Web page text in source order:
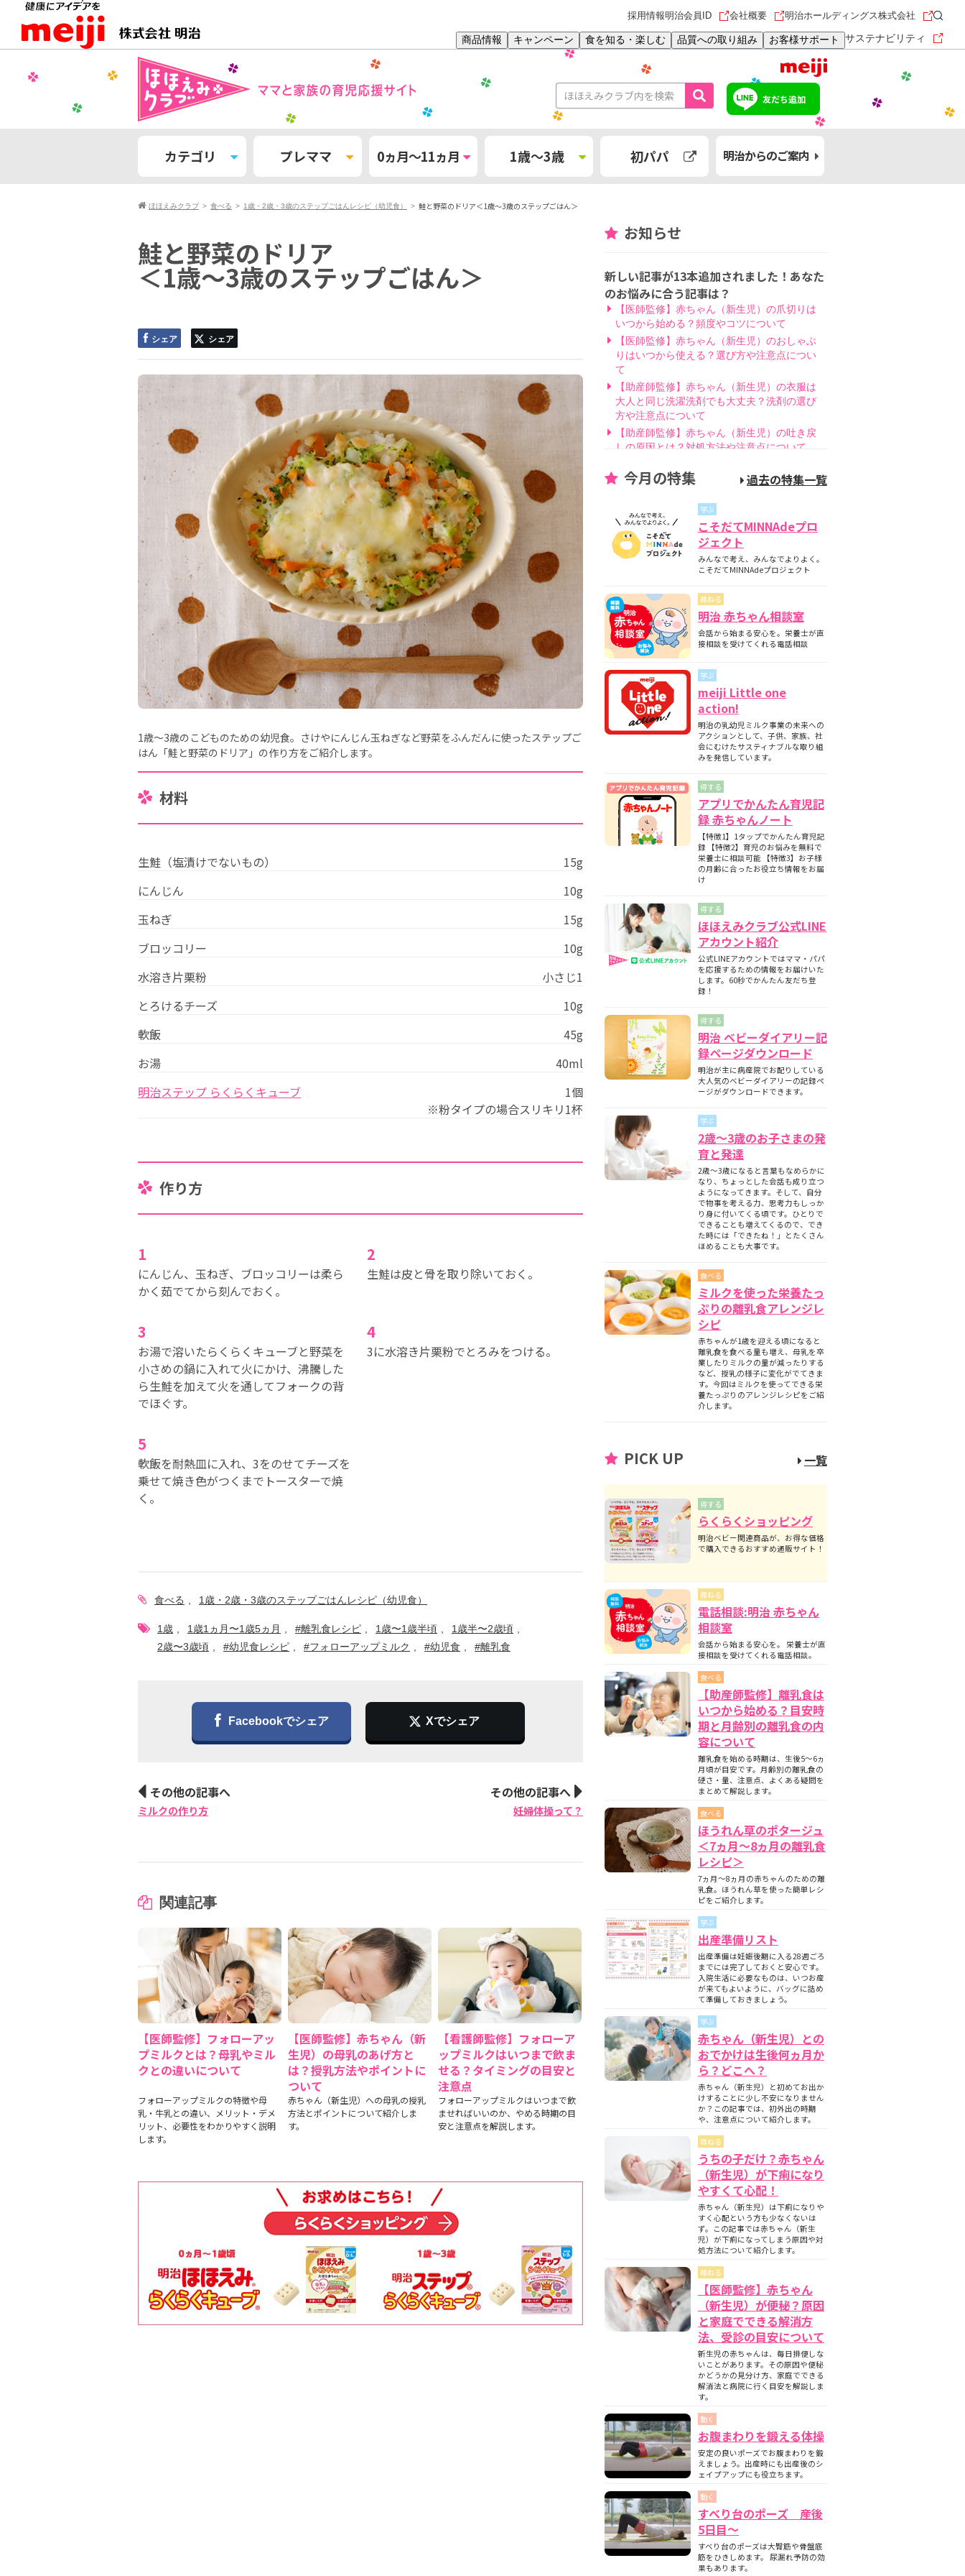
商品情報 キャンペーン 食を知る・楽しむ 品質への取り組み お客様サポート サステナビリティ
採用情報明治会員ID 会社概要 明治ホールディングス株式会社
友だち追加
カテゴリ プレママ 0ヵ月～11ヵ月 1歳～3歳 初パパ 明治からのご案内
ほほえみクラブ 食べる 1歳・2歳・3歳のステップごはんレシピ（幼児食） 鮭と野菜のドリア＜1歳〜3歳のステップごはん＞
鮭と野菜のドリア
＜1歳〜3歳のステップごはん＞
シェア シェア
1歳～3歳のこどものための幼児食。さけやにんじん玉ねぎなど野菜をふんだんに使ったステップご
はん「鮭と野菜のドリア」の作り方をご紹介します。
材料
生鮭（塩漬けでないもの）
15g
にんじん
10g
玉ねぎ
15g
ブロッコリー
10g
水溶き片栗粉
小さじ1
とろけるチーズ
10g
軟飯
45g
お湯
40ml
明治ステップ らくらくキューブ
1個
※粉タイプの場合スリキリ1杯
作り方
1
にんじん、玉ねぎ、ブロッコリーは柔ら
かく茹でてから刻んでおく。
2
生鮭は皮と骨を取り除いておく。
3
お湯で溶いたらくらくキューブと野菜を
小さめの鍋に入れて火にかけ、沸騰した
ら生鮭を加えて火を通してフォークの背
でほぐす。
4
3に水溶き片栗粉でとろみをつける。
5
軟飯を耐熱皿に入れ、3をのせてチーズを
乗せて焼き色がつくまでトースターで焼
く。
食べる 1歳・2歳・3歳のステップごはんレシピ（幼児食）
1歳 1歳1ヵ月〜1歳5ヵ月 #離乳食レシピ 1歳〜1歳半頃
1歳半〜2歳頃
2歳〜3歳頃
#幼児食レシピ #フォローアップミルク #幼児食 #離乳食
Facebookでシェア Xでシェア
その他の記事へ
ミルクの作り方
その他の記事へ
妊婦体操って？
関連記事
【医師監修】フォローアッ
プミルクとは？母乳やミル
クとの違いについて
フォローアップミルクの特徴や母
乳・牛乳との違い、メリット・デメ
リット、必要性をわかりやすく説明
します。
【医師監修】赤ちゃん（新
生児）の母乳のあげ方と
は？授乳方法やポイントに
ついて
赤ちゃん（新生児）への母乳の授乳
方法とポイントについて紹介しま
す。
【看護師監修】フォローア
ップミルクはいつまで飲ま
せる？タイミングの目安と
注意点
フォローアップミルクはいつまで飲
ませればいいのか、やめる時期の目
安と注意点を解説します。
お知らせ
新しい記事が13本追加されました！あなた
のお悩みに合う記事は？
【医師監修】赤ちゃん（新生児）の爪切りは
いつから始める？頻度やコツについて
【医師監修】赤ちゃん（新生児）のおしゃぶ
りはいつから使える？選び方や注意点につい
て
【助産師監修】赤ちゃん（新生児）の衣服は
大人と同じ洗濯洗剤でも大丈夫？洗剤の選び
方や注意点について
【助産師監修】赤ちゃん（新生児）の吐き戻
しの原因とは？対処方法や注意点について
げ方とは？授乳方法やポイントについて
要？煮沸・電子レンジの違いも紹介
【医師監修】新生児の成長曲線とは？成長曲
線を下回るときの対策について
【医師監修】赤ちゃん（新生児）が便秘？原
因と家庭でできる解消方法、受診の目安につ
【助産師監修】離乳食の進め方とは？月齢
別・隔週のスケジュールやNG食材について
【助産師監修】離乳食はいつから始める？目
安時期と月齢別の離乳食の内容について
【医師監修】フォローアップミルクとは？母
乳やミルクとの違いについて
【看護師監修】フォローアップミルクはいつ
から始める？切り替えの目安と必要性を解説
【看護師監修】フォローアップミルクはいつ
まで飲ませる？タイミングの目安と注意点
今月の特集 過去の特集一覧
学ぶ
こそだてMINNAdeプロ
ジェクト
みんなで考え、みんなでよりよく。
こそだてMINNAdeプロジェクト
尋ねる
明治 赤ちゃん相談室
会話から始まる安心を。栄養士が直
接相談を受けてくれる電話相談
学ぶ
meiji Little one
action!
明治の乳幼児ミルク事業の未来への
アクションとして、子供、家族、社
会にむけたサスティナブルな取り組
みを発信しています。
得する
アプリでかんたん育児記
録 赤ちゃんノート
【特徴1】1タップでかんたん育児記
録 【特徴2】育児のお悩みを無料で
栄養士に相談可能 【特徴3】お子様
の月齢に合ったお役立ち情報をお届
け
得する
ほほえみクラブ公式LINE
アカウント紹介
公式LINEアカウントではママ・パパ
を応援するための情報をお届けいた
します。60秒でかんたん友だち登
録！
得する
明治 ベビーダイアリー記
録ページダウンロード
明治が主に病産院でお配りしている
大人気のベビーダイアリーの記録ペ
ージがダウンロードできます。
学ぶ
2歳～3歳のお子さまの発
育と発達
2歳～3歳になると言葉もなめらかに
なり、ちょっとした会話も成り立つ
ようになってきます。そして、自分
で物事を考える力、思考力もしっか
り身に付いてくる頃です。ひとりで
できることも増えてくるので、でき
た時には「できたね！」とたくさん
ほめることも大事です。
食べる
ミルクを使った栄養たっ
ぷりの離乳食アレンジレ
シピ
赤ちゃんが1歳を迎える頃になると
離乳食を食べる量も増え、母乳を卒
業したりミルクの量が減ったりする
など、授乳の様子に変化がでてきま
す。今回はミルクを使ってできる栄
養たっぷりのアレンジレシピをご紹
介します。
PICK UP 一覧
得する
らくらくショッピング
明治ベビー関連商品が、お得な価格
で購入できるおすすめ通販サイト！
尋ねる
電話相談:明治 赤ちゃん
相談室
会話から始まる安心を。 栄養士が直
接相談を受けてくれる電話相談。
食べる
【助産師監修】離乳食は
いつから始める？目安時
期と月齢別の離乳食の内
容について
離乳食を始める時期は、生後5〜6ヵ
月頃が目安です。月齢別の離乳食の
硬さ・量、注意点、よくある疑問を
まとめて解説します。
食べる
ほうれん草のポタージュ
＜7ヵ月〜8ヵ月の離乳食
レシピ＞
7ヵ月～8ヵ月の赤ちゃんのための離
乳食。ほうれん草を使った簡単レシ
ピをご紹介します。
学ぶ
出産準備リスト
出産準備は妊娠後期に入る28週ごろ
までには完了しておくと安心です。
入院生活に必要なものは、いつお産
が来てもよいように、バッグに詰め
て準備しておきましょう。
学ぶ
赤ちゃん（新生児）との
おでかけは生後何ヵ月か
ら？どこへ？
赤ちゃん（新生児）と初めてお出か
けすることに少し不安になりません
か？この記事では、初外出の時期
や、注意点について紹介します。
尋ねる
うちの子だけ？赤ちゃん
（新生児）が下痢になり
やすくて心配！
赤ちゃん（新生児）は下痢になりや
すく心配という方も少なくないは
ず。この記事では赤ちゃん（新生
児）が下痢になってしまう原因や対
処方法について紹介します。
尋ねる
【医師監修】赤ちゃん
（新生児）が便秘？原因
と家庭でできる解消方
法、受診の目安について
新生児の赤ちゃんは、毎日排便しな
いことがあります。その原因や便秘
かどうかの見分け方、家庭でできる
解消法と病院に行く目安を解説しま
す。
動く
お腹まわりを鍛える体操
安定の良いポーズでお腹まわりを鍛
えましょう。出産時にも出産後のシ
ェイプアップにも役立ちます。
動く
すべり台のポーズ 産後
5日目〜
すべり台のポーズは大臀筋や骨盤底
筋をひきしめます。 尿漏れ予防の効
果もあります。